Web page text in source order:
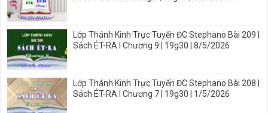
Lớp Thánh Kinh Trực Tuyến ĐC Stephano Bài 209 |
Sách ÉT-RA I Chương 9 | 19g30 | 8/5/2026
Lớp Thánh Kinh Trực Tuyến ĐC Stephano Bài 208 |
Sách ÉT-RA I Chương 7 | 19g30 | 1/5/2026